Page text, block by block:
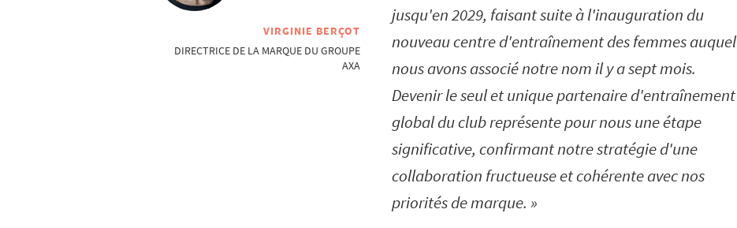
VIRGINIE BERÇOT
DIRECTRICE DE LA MARQUE DU GROUPE
AXA
jusqu'en 2029, faisant suite à l'inauguration du
nouveau centre d'entraînement des femmes auquel
nous avons associé notre nom il y a sept mois.
Devenir le seul et unique partenaire d'entraînement
global du club représente pour nous une étape
significative, confirmant notre stratégie d'une
collaboration fructueuse et cohérente avec nos
priorités de marque.